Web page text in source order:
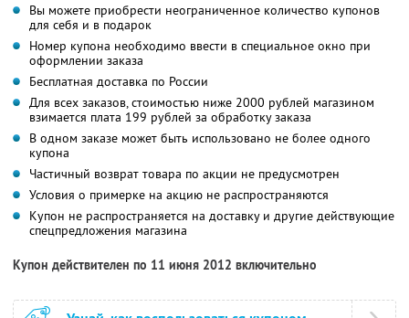
Вы можете приобрести неограниченное количество купонов
для себя и в подарок
Номер купона необходимо ввести в специальное окно при
оформлении заказа
Бесплатная доставка по России
Для всех заказов, стоимостью ниже 2000 рублей магазином
взимается плата 199 рублей за обработку заказа
В одном заказе может быть использовано не более одного
купона
Частичный возврат товара по акции не предусмотрен
Условия о примерке на акцию не распространяются
Купон не распространяется на доставку и другие действующие
спецпредложения магазина
Купон действителен по 11 июня 2012 включительно